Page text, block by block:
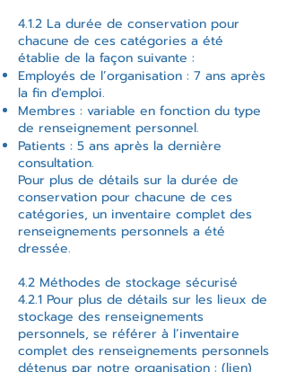
4.1.2 La durée de conservation pour
chacune de ces catégories a été
établie de la façon suivante :
Employés de l’organisation : 7 ans après
la fin d'emploi.
Membres : variable en fonction du type
de renseignement personnel.
Patients : 5 ans après la dernière
consultation.
Pour plus de détails sur la durée de
conservation pour chacune de ces
catégories, un inventaire complet des
renseignements personnels a été
dressée.
4.2 Méthodes de stockage sécurisé
4.2.1 Pour plus de détails sur les lieux de
stockage des renseignements
personnels, se référer à l’inventaire
complet des renseignements personnels
détenus par notre organisation : (lien)